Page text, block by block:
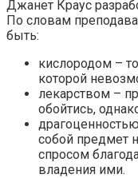
Джанет Краус
По словам
быть:
кислородом –
которой
лекарством –
обойтись,
собой предмет
спросом
владения ими.